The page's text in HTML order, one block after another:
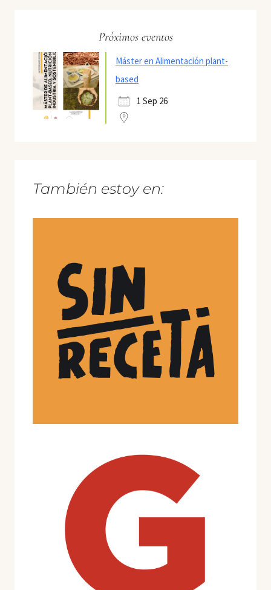
Próximos eventos
Máster en Alimentación plant-
based
1 Sep 26
También estoy en: